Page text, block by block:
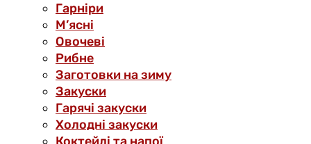
Гарніри
М’ясні
Овочеві
Рибне
Заготовки на зиму
Закуски
Гарячі закуски
Холодні закуски